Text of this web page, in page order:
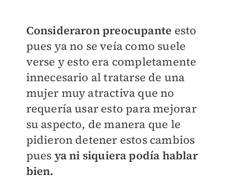
Consideraron preocupante esto
pues ya no se veía como suele
verse y esto era completamente
innecesario al tratarse de una
mujer muy atractiva que no
requería usar esto para mejorar
su aspecto, de manera que le
pidieron detener estos cambios
pues ya ni siquiera podía hablar
bien.